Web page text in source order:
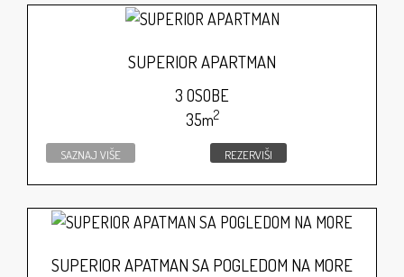
SUPERIOR APARTMAN
3 OSOBE
35m2
SAZNAJ VIŠE REZERVIŠI
SUPERIOR APATMAN SA POGLEDOM NA MORE